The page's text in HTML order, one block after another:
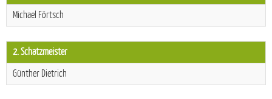
Michael Förtsch
2. Schatzmeister
Günther Dietrich